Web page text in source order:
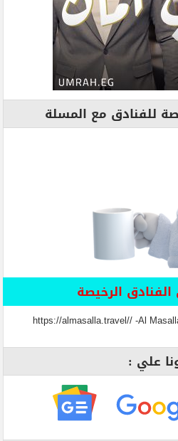
للفنادق مع المسلة
الرخيصة
https://almasalla.travel// -Al
علي :